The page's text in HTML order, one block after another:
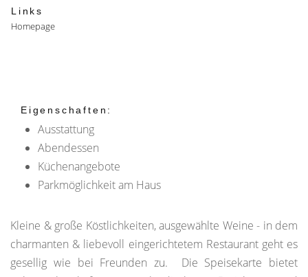
Links
Homepage
Eigenschaften:
Ausstattung
Abendessen
Küchenangebote
Parkmöglichkeit am Haus
Kleine & große Köstlichkeiten, ausgewählte Weine - in dem
charmanten & liebevoll eingerichtetem Restaurant geht es
gesellig wie bei Freunden zu. Die Speisekarte bietet